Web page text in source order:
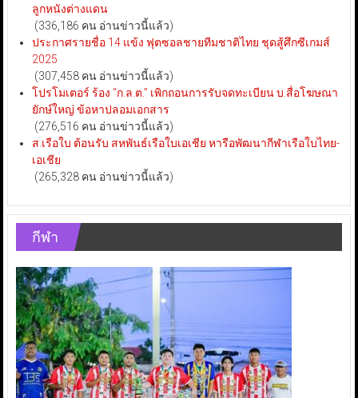
ลูกหนังต่างแดน
(336,186 คน อ่านข่าวนี้แล้ว)
ประกาศรายชื่อ 14 แข้ง ฟุตซอลชายทีมชาติไทย ชุดสู้ศึกซีเกมส์
2025
(307,458 คน อ่านข่าวนี้แล้ว)
โปรโมเตอร์ ร้อง “ก.ล.ต.” เพิกถอนการรับจดทะเบียน บ.สื่อโฆษณา
ยักษ์ใหญ่ ข้อหาปลอมเอกสาร
(276,516 คน อ่านข่าวนี้แล้ว)
ส.เรือใบ ต้อนรับ สหพันธ์เรือใบเอเชีย หารือพัฒนากีฬาเรือใบไทย-
เอเชีย
(265,328 คน อ่านข่าวนี้แล้ว)
กีฬา